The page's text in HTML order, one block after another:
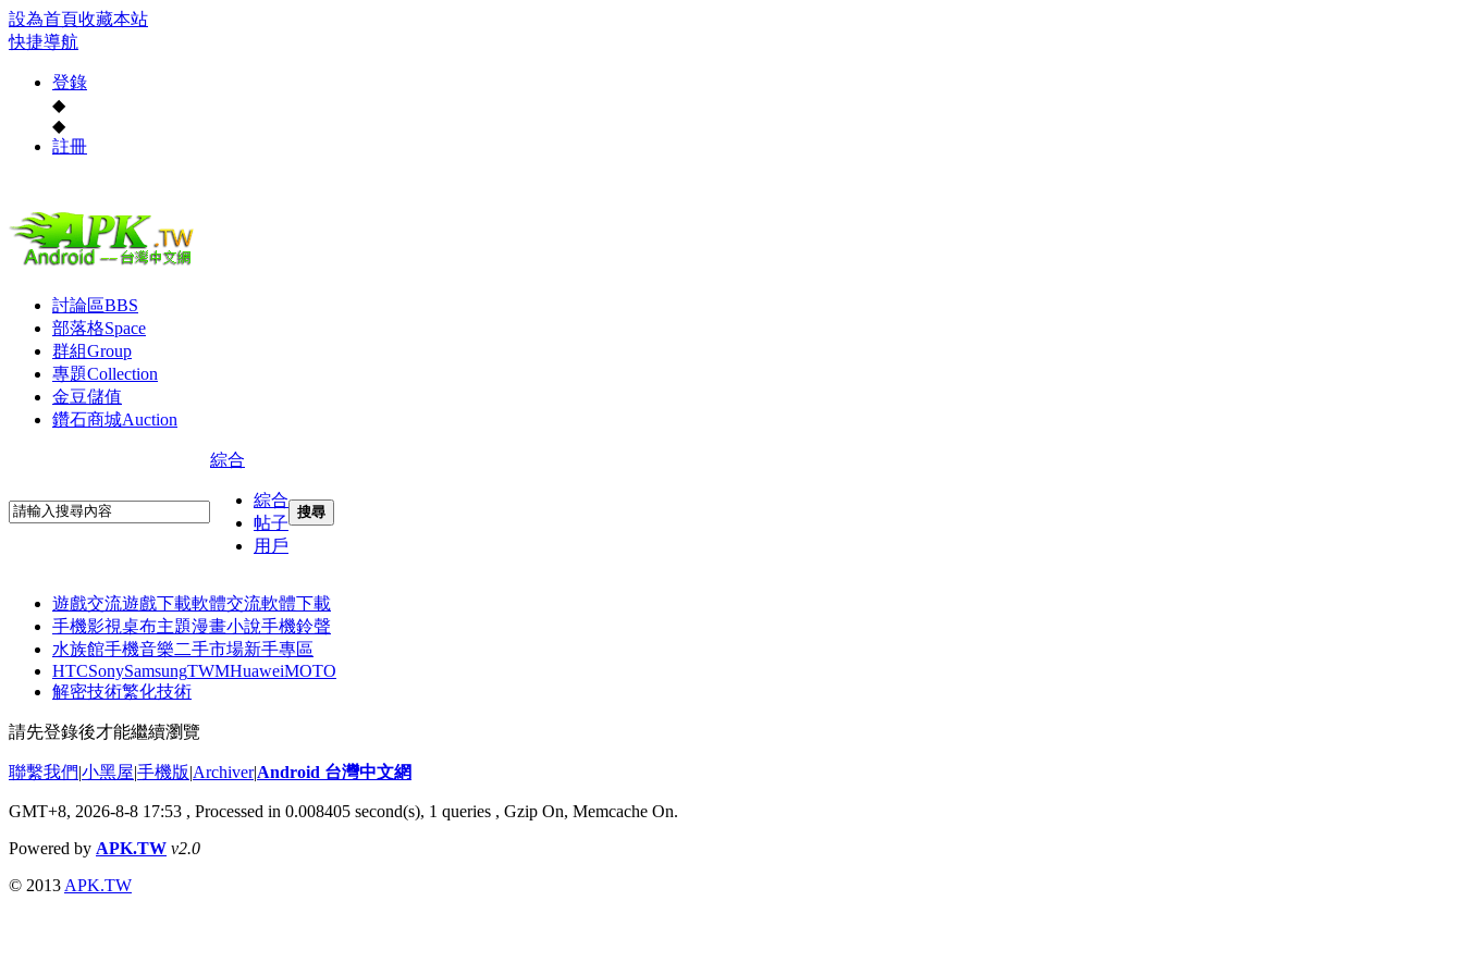
設為首頁收藏本站
快捷導航
登錄
◆
◆
註冊
討論區BBS
部落格Space
群組Group
專題Collection
金豆儲值
鑽石商城Auction
綜合
綜合
帖子
用戶
搜尋
遊戲交流遊戲下載軟體交流軟體下載
手機影視桌布主題漫畫小說手機鈴聲
水族館手機音樂二手市場新手專區
HTCSonySamsungTWMHuaweiMOTO
解密技術繁化技術
請先登錄後才能繼續瀏覽
聯繫我們|小黑屋|手機版|Archiver|Android 台灣中文網
GMT+8, 2026-8-8 17:53 , Processed in 0.008405 second(s), 1 queries , Gzip On, Memcache On.
Powered by APK.TW v2.0
© 2013 APK.TW